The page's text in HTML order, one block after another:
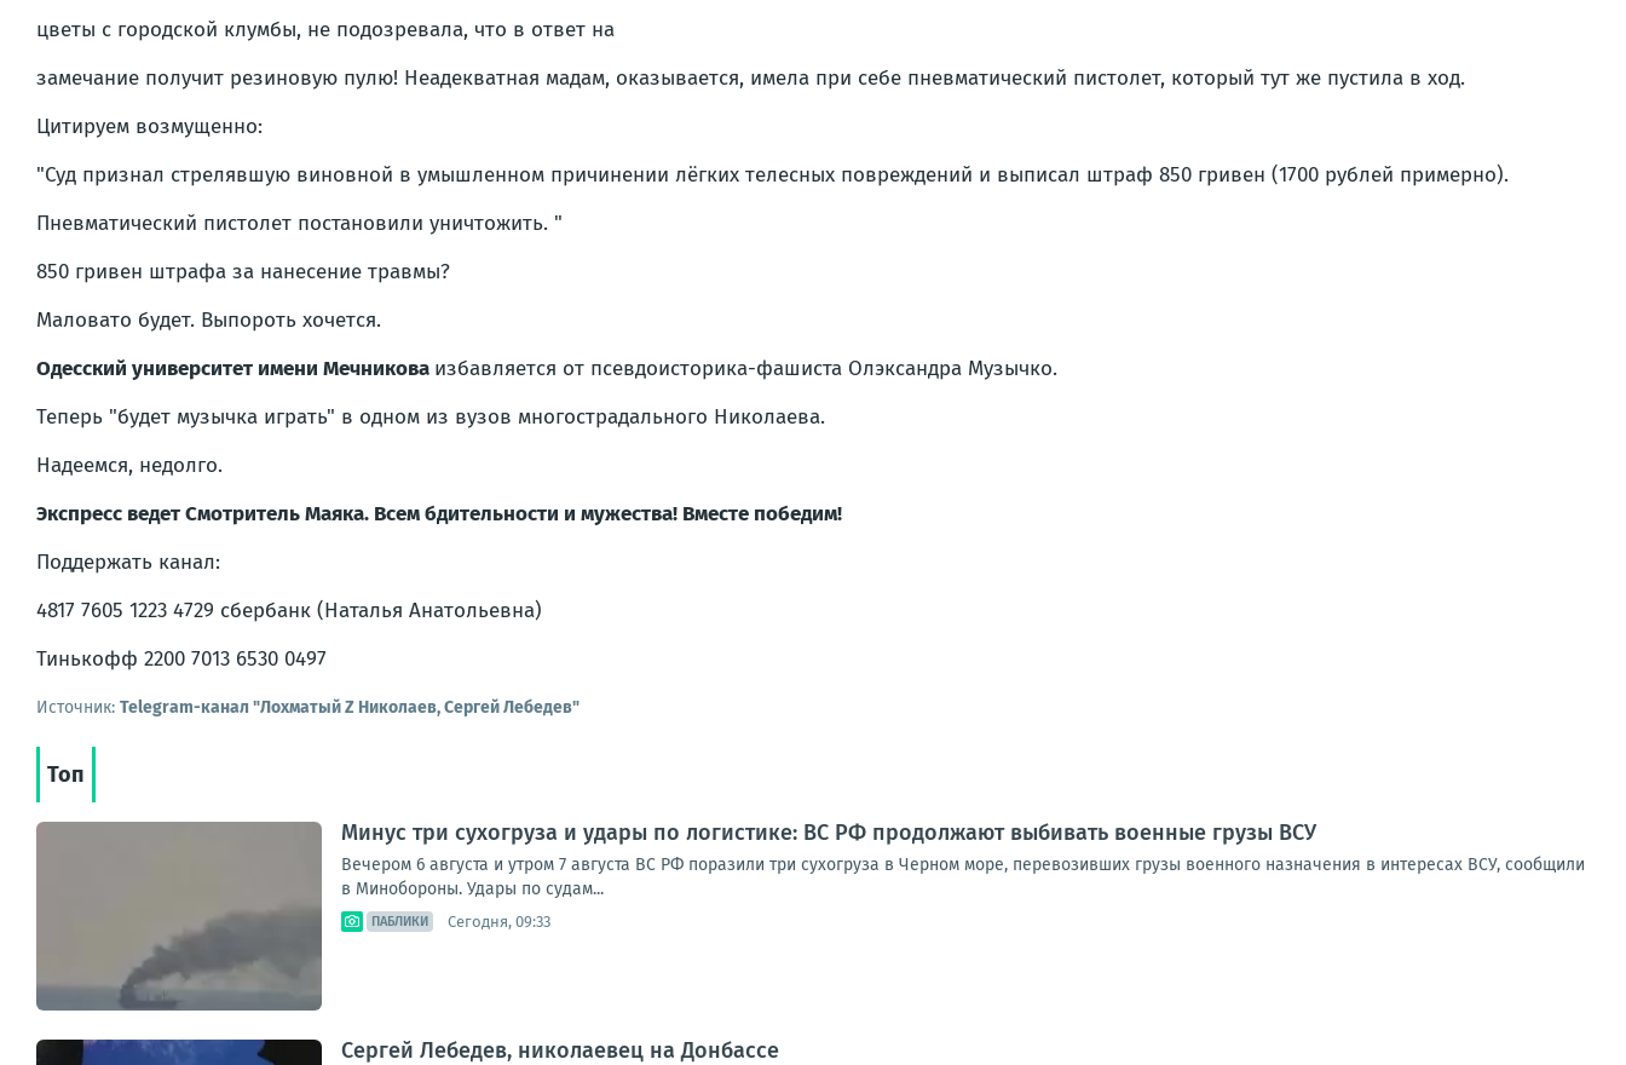
цветы с городской клумбы, не подозревала, что в ответ на
замечание получит резиновую пулю! Неадекватная мадам, оказывается, имела при себе пневматический пистолет, который тут же пустила в ход.
Цитируем возмущенно:
"Суд признал стрелявшую виновной в умышленном причинении лёгких телесных повреждений и выписал штраф 850 гривен (1700 рублей примерно).
Пневматический пистолет постановили уничтожить. "
850 гривен штрафа за нанесение травмы?
Маловато будет. Выпороть хочется.
Одесский университет имени Мечникова избавляется от псевдоисторика-фашиста Олэксандра Музычко.
Теперь "будет музычка играть" в одном из вузов многострадального Николаева.
Надеемся, недолго.
Экспресс ведет Смотритель Маяка. Всем бдительности и мужества! Вместе победим!
Поддержать канал:
4817 7605 1223 4729 сбербанк (Наталья Анатольевна)
Тинькофф 2200 7013 6530 0497
Источник: Telegram-канал "Лохматый Z Николаев, Сергей Лебедев"
Топ
Минус три сухогруза и удары по логистике: ВС РФ продолжают выбивать военные грузы ВСУ
Вечером 6 августа и утром 7 августа ВС РФ поразили три сухогруза в Черном море, перевозивших грузы военного назначения в интересах ВСУ, сообщили
в Минобороны. Удары по судам...
ПАБЛИКИ Сегодня, 09:33
Сергей Лебедев, николаевец на Донбассе